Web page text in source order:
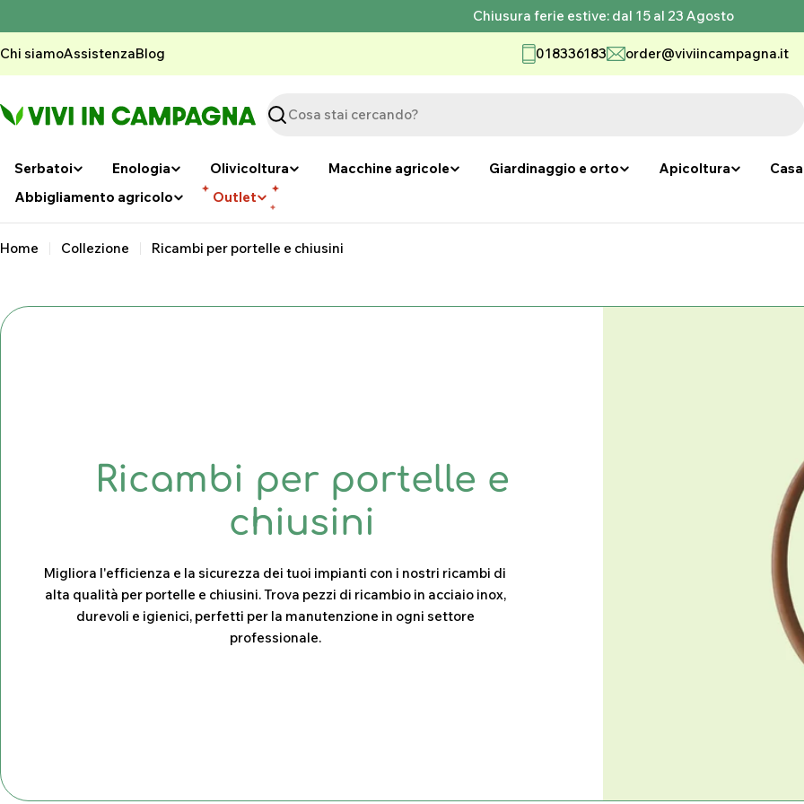
al
contenuto
Chiusura ferie estive: dal 15 al 23 Agosto
Chi siamoAssistenzaBlog 018336183 order@viviincampagna.it
Ricerca
Serbatoi Enologia Olivicoltura Macchine agricole Giardinaggio e orto Apicoltura
Abbigliamento agricolo
Outlet
Home Collezione Ricambi per portelle e chiusini
l
l
Ricambi per portelle e
chiusini
Migliora l'efficienza e la sicurezza dei tuoi impianti con i nostri ricambi di
alta qualità per portelle e chiusini. Trova pezzi di ricambio in acciaio inox,
durevoli e igienici, perfetti per la manutenzione in ogni settore
professionale.